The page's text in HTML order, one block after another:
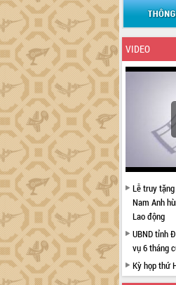
VIDEO
Lễ truy tặng
Nam Anh
Lao động
UBND tỉnh
vụ 6 tháng
Kỳ họp thứ
tỉnh khóa